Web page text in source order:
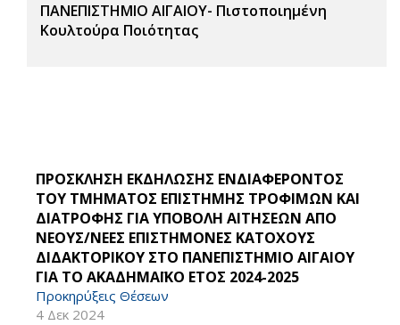
ΠΑΝΕΠΙΣΤΗΜΙΟ ΑΙΓΑΙΟΥ- Πιστοποιημένη
Κουλτούρα Ποιότητας
ΠΡΟΣΚΛΗΣΗ ΕΚΔΗΛΩΣΗΣ ΕΝΔΙΑΦΕΡΟΝΤΟΣ
ΤΟΥ ΤΜΗΜΑΤΟΣ ΕΠΙΣΤΗΜΗΣ ΤΡΟΦΙΜΩΝ ΚΑΙ
ΔΙΑΤΡΟΦΗΣ ΓΙΑ ΥΠΟΒΟΛΗ ΑΙΤΗΣΕΩΝ ΑΠΟ
ΝΕΟΥΣ/ΝΕΕΣ ΕΠΙΣΤΗΜΟΝΕΣ ΚΑΤΟΧΟΥΣ
ΔΙΔΑΚΤΟΡΙΚΟΥ ΣΤΟ ΠΑΝΕΠΙΣΤΗΜΙΟ ΑΙΓΑΙΟΥ
ΓΙΑ ΤΟ ΑΚΑΔΗΜΑΪΚΟ ΕΤΟΣ 2024-2025
Προκηρύξεις Θέσεων
4 Δεκ 2024